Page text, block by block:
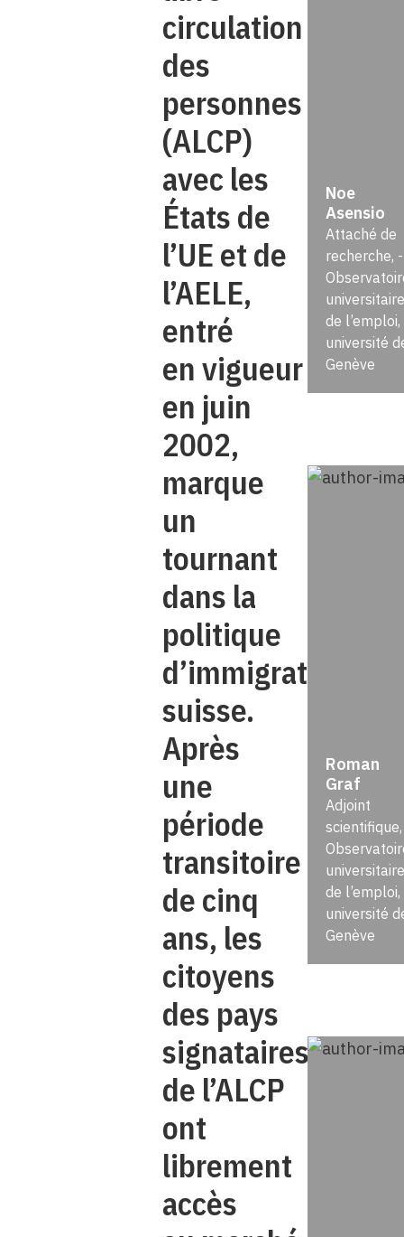
circulation
des
personnes
(ALCP)
avec les
États de
l’UE et de
l’AELE,
entré
en vigueur
en juin
2002,
marque
un
tournant
dans la
politique
d’immigration
suisse.
Après
une
période
transitoire
de cinq
ans, les
citoyens
des pays
signataires
de l’ALCP
ont
librement
accès
Noe
Asensio
Attaché de
recherche, ­
universitaire
de l’emploi,
université
Genève
Roman
Graf
Adjoint
universitaire
de l’emploi,
université
Genève